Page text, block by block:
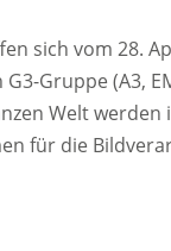
sich vom 28.
Gruppe (A3,
Welt
für die